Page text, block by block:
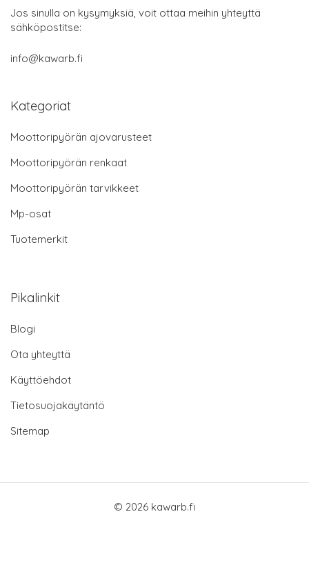
Jos sinulla on kysymyksiä, voit ottaa meihin yhteyttä
sähköpostitse:
info@kawarb.fi
Kategoriat
Moottoripyörän ajovarusteet
Moottoripyörän renkaat
Moottoripyörän tarvikkeet
Mp-osat
Tuotemerkit
Pikalinkit
Blogi
Ota yhteyttä
Käyttöehdot
Tietosuojakäytäntö
Sitemap
© 2026 kawarb.fi